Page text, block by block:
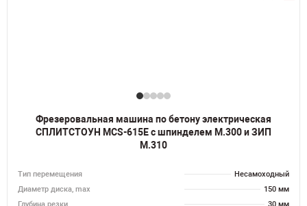
Фрезеровальная машина по бетону электрическая
СПЛИТСТОУН MCS-615E с шпинделем M.300 и ЗИП
М.310
Тип перемещения
Несамоходный
Диаметр диска, max
150 мм